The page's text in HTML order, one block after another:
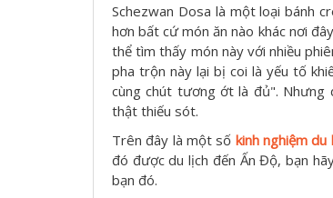
Schezwan Dosa là một loại bánh
hơn bất cứ món ăn nào khác nơi
thể tìm thấy món này với nhiều
pha trộn này lại bị coi là yếu tố
cùng chút tương ớt là đủ".
thật thiếu sót.
Trên đây là một số kinh nghiệm du
đó được du lịch đến Ấn Độ, bạn
bạn đó.